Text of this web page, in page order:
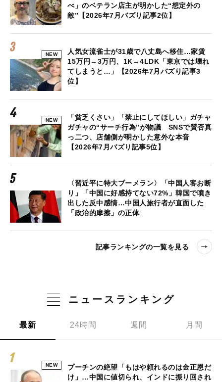
べ」のベテラン店主が明かした“想定外の
敵”【2026年7月バズり記事2位】
NEW
人気女流雀士が31歳で八丈島へ移住…家賃
15万円→3万円、1K→4LDK「東京では壊れ
てしまうと…」【2026年7月バズり記事3
位】
NEW
「貧乏くさい」「禁止にしてほしい」ガチャ
ガチャの“サーチ行為”が物議 SNSで賛否真
っ二つ、店舗側が明かした意外な本音
【2026年7月バズり記事5位】
〈習近平に特大ブーメラン〉「中国人客お断
り」「中国に好感持てない72%」韓国で噴き
出した反中感情…中国人旅行者が直面した
「政治的摩擦」の正体
記事ランキングの一覧を見る
ニュースランキング
最新 24時間 週間 月間
NEW
プーチンの絶望「もはや頼れるのは金正恩だ
け」…中国に値切られ、インドに振り回され